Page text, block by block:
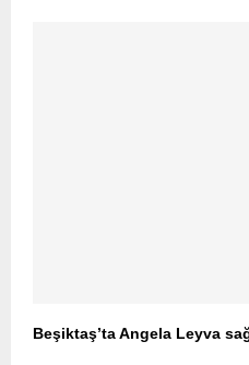
Beşiktaş’ta Angela Leyva